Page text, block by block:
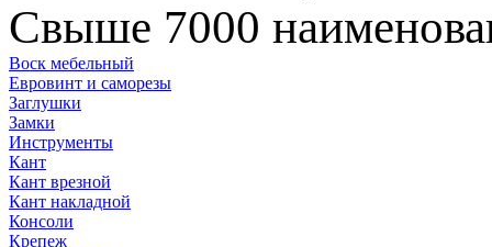
Свыше 7000
Воск мебельный
Евровинт и саморезы
Заглушки
Замки
Инструменты
Кант
Кант врезной
Кант накладной
Консоли
Крепеж